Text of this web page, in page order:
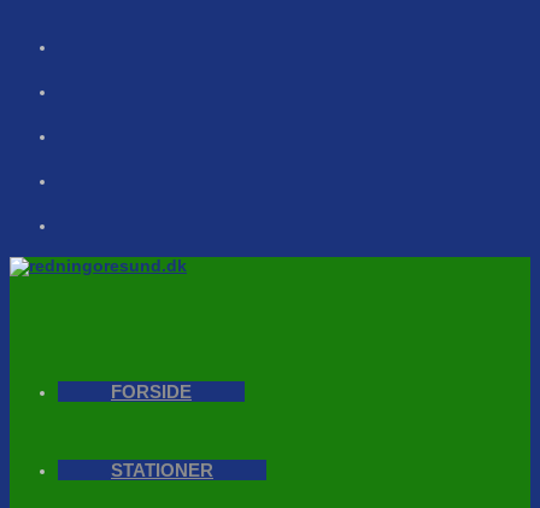
FORSIDE
STATIONER